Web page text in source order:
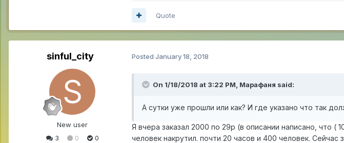
Quote
sinful_city
New user
3
0 0
Posted January 18, 2018
On 1/18/2018 at 3:22 PM, Марафаня said:
А сутки уже прошли или как? И где указано что так
Я вчера заказал 2000 по 29р (в описании написано, что (
человек накрутил. почти 20 часов и 400 человек. Сейчас